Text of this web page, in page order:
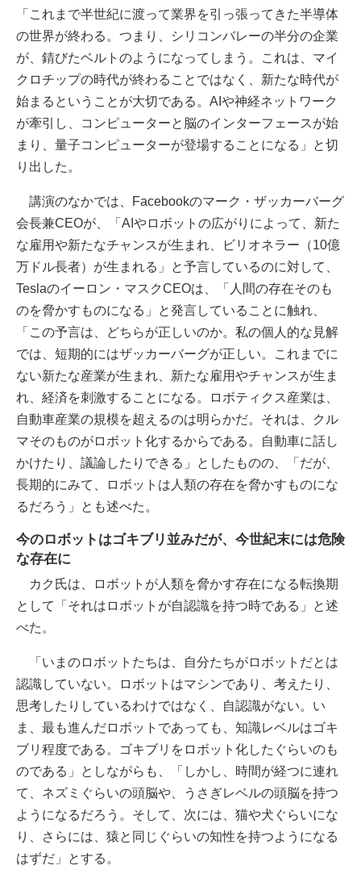
「これまで半世紀に渡って業界を引っ張ってきた半導体
の世界が終わる。つまり、シリコンバレーの半分の企業
が、錆びたベルトのようになってしまう。これは、マイ
クロチップの時代が終わることではなく、新たな時代が
始まるということが大切である。AIや神経ネットワーク
が牽引し、コンピューターと脳のインターフェースが始
まり、量子コンピューターが登場することになる」と切
り出した。
講演のなかでは、Facebookのマーク・ザッカーバーグ
会長兼CEOが、「AIやロボットの広がりによって、新た
な雇用や新たなチャンスが生まれ、ビリオネラー（10億
万ドル長者）が生まれる」と予言しているのに対して、
Teslaのイーロン・マスクCEOは、「人間の存在そのも
のを脅かすものになる」と発言していることに触れ、
「この予言は、どちらが正しいのか。私の個人的な見解
では、短期的にはザッカーバーグが正しい。これまでに
ない新たな産業が生まれ、新たな雇用やチャンスが生ま
れ、経済を刺激することになる。ロボティクス産業は、
自動車産業の規模を超えるのは明らかだ。それは、クル
マそのものがロボット化するからである。自動車に話し
かけたり、議論したりできる」としたものの、「だが、
長期的にみて、ロボットは人類の存在を脅かすものにな
るだろう」とも述べた。
今のロボットはゴキブリ並みだが、今世紀末には危険
な存在に
カク氏は、ロボットが人類を脅かす存在になる転換期
として「それはロボットが自認識を持つ時である」と述
べた。
「いまのロボットたちは、自分たちがロボットだとは
認識していない。ロボットはマシンであり、考えたり、
思考したりしているわけではなく、自認識がない。い
ま、最も進んだロボットであっても、知識レベルはゴキ
ブリ程度である。ゴキブリをロボット化したぐらいのも
のである」としながらも、「しかし、時間が経つに連れ
て、ネズミぐらいの頭脳や、うさぎレベルの頭脳を持つ
ようになるだろう。そして、次には、猫や犬ぐらいにな
り、さらには、猿と同じぐらいの知性を持つようになる
はずだ」とする。